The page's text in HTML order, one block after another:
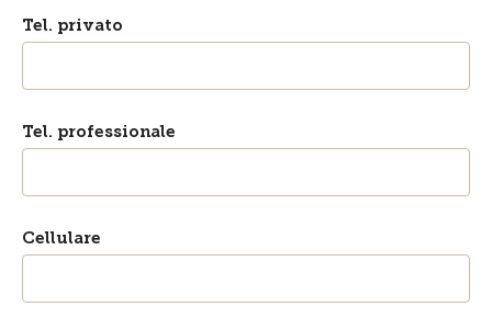
Tel. privato
Tel. professionale
Cellulare